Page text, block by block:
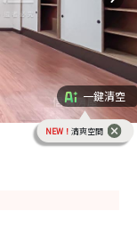
一鍵清空
NEW！ 清爽空間